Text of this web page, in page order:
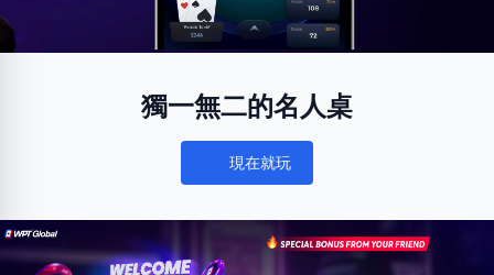
獨一無二的名人桌
Notifications
現在就玩